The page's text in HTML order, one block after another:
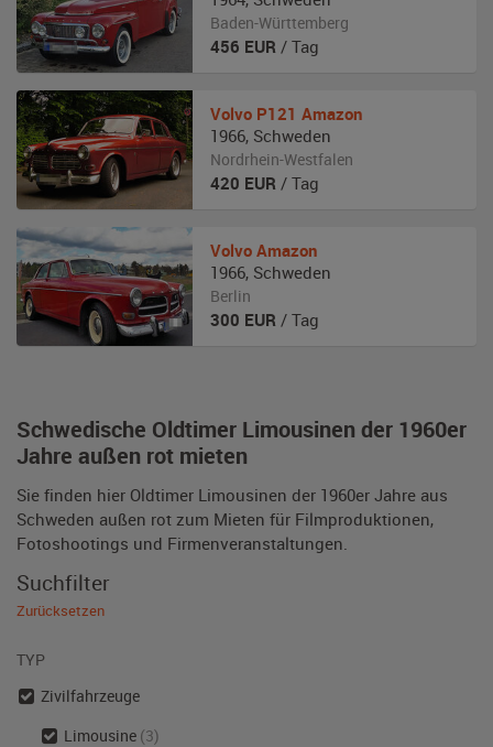
Schwedische Oldtimer Limousinen der 1960er
Jahre außen rot mieten
Sie finden hier Oldtimer Limousinen der 1960er Jahre aus
Schweden außen rot zum Mieten für Filmproduktionen,
Fotoshootings und Firmenveranstaltungen.
Baden-Württemberg
456 EUR / Tag
Volvo P121 Amazon
1966, Schweden
Nordrhein-Westfalen
420 EUR / Tag
Volvo Amazon
1966, Schweden
Berlin
300 EUR / Tag
Suchfilter
Zurücksetzen
TYP
Zivilfahrzeuge
Limousine (3)